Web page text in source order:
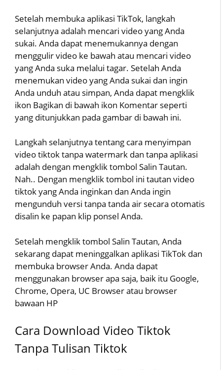
Setelah membuka aplikasi TikTok, langkah
selanjutnya adalah mencari video yang Anda
sukai. Anda dapat menemukannya dengan
menggulir video ke bawah atau mencari video
yang Anda suka melalui tagar. Setelah Anda
menemukan video yang Anda sukai dan ingin
Anda unduh atau simpan, Anda dapat mengklik
ikon Bagikan di bawah ikon Komentar seperti
yang ditunjukkan pada gambar di bawah ini.
Langkah selanjutnya tentang cara menyimpan
video tiktok tanpa watermark dan tanpa aplikasi
adalah dengan mengklik tombol Salin Tautan.
Nah.. Dengan mengklik tombol ini tautan video
tiktok yang Anda inginkan dan Anda ingin
mengunduh versi tanpa tanda air secara otomatis
disalin ke papan klip ponsel Anda.
Setelah mengklik tombol Salin Tautan, Anda
sekarang dapat meninggalkan aplikasi TikTok dan
membuka browser Anda. Anda dapat
menggunakan browser apa saja, baik itu Google,
Chrome, Opera, UC Browser atau browser
bawaan HP
Cara Download Video Tiktok
Tanpa Tulisan Tiktok